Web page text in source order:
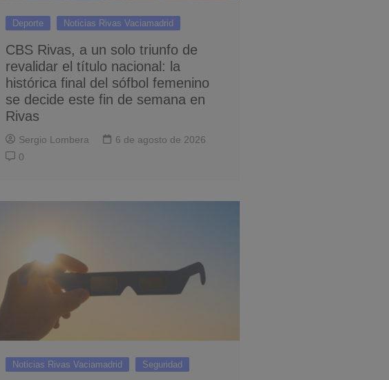
Deporte Noticias Rivas Vaciamadrid
CBS Rivas, a un solo triunfo de
revalidar el título nacional: la
histórica final del sófbol femenino
se decide este fin de semana en
Rivas
Sergio Lombera
6 de agosto de 2026
0
Noticias Rivas Vaciamadrid Seguridad